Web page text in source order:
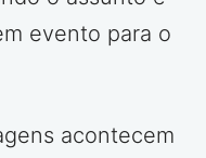
evento para o
acontecem